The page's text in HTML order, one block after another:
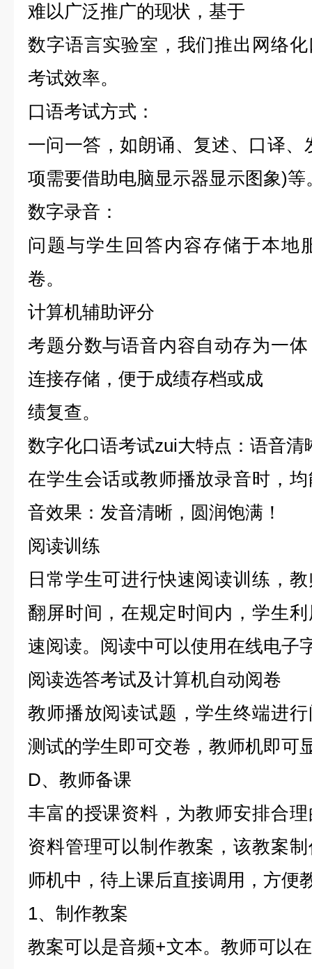
难以广泛推广的现状，基于
数字语言实验室，我们推出网络
考试效率。
口语考试方式：
一问一答，如朗诵、复述、口译
项需要借助电脑显示器显示图象)等
数字录音：
问题与学生回答内容存储于本地
卷。
计算机辅助评分
考题分数与语音内容自动存为一
连接存储，便于成绩存档或成
绩复查。
数字化口语考试zui大特点：语音清
在学生会话或教师播放录音时，
音效果：发音清晰，圆润饱满！
阅读训练
日常学生可进行快速阅读训练，
翻屏时间，在规定时间内，学生
速阅读。阅读中可以使用在线电子
阅读选答考试及计算机自动阅卷
教师播放阅读试题，学生终端进
测试的学生即可交卷，教师机即可
D、教师备课
丰富的授课资料，为教师安排合
资料管理可以制作教案，该教案
师机中，待上课后直接调用，方便
1、制作教案
教案可以是音频+文本。教师可以